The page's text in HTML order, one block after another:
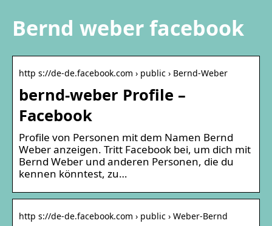
Bernd weber facebook
http s://de-de.facebook.com › public › Bernd-Weber
bernd-weber Profile –
Facebook
Profile von Personen mit dem Namen Bernd
Weber anzeigen. Tritt Facebook bei, um dich mit
Bernd Weber und anderen Personen, die du
kennen könntest, zu…
http s://de-de.facebook.com › public › Weber-Bernd